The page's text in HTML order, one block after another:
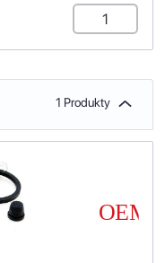
1 Produkty